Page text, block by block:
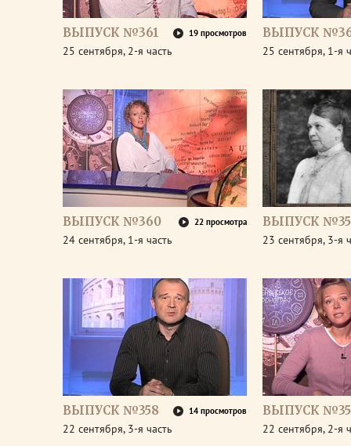
ВЫПУСК №361 19 просмотров
25 сентября, 2-я часть
ВЫПУСК
25 сентября, 1-я
ВЫПУСК №360 22 просмотра
24 сентября, 1-я часть
ВЫПУСК
23 сентября, 3-я
ВЫПУСК №358 14 просмотров
22 сентября, 3-я часть
ВЫПУСК
22 сентября, 2-я